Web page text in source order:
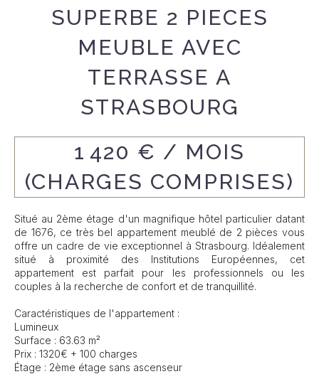
SUPERBE 2 PIECES
MEUBLE AVEC
TERRASSE A
STRASBOURG
1 420 € / MOIS
(CHARGES COMPRISES)
Situé au 2ème étage d'un magnifique hôtel particulier datant
de 1676, ce très bel appartement meublé de 2 pièces vous
offre un cadre de vie exceptionnel à Strasbourg. Idéalement
situé à proximité des Institutions Européennes, cet
appartement est parfait pour les professionnels ou les
couples à la recherche de confort et de tranquillité.
Caractéristiques de l'appartement :
Lumineux
Surface : 63.63 m²
Prix : 1320€ + 100 charges
Étage : 2ème étage sans ascenseur